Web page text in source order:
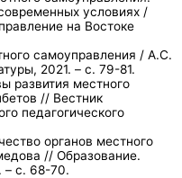
условиях /
на Востоке
самоуправления / А.С.
2021. – с. 79-81.
развития местного
// Вестник
педагогического
органов местного
// Образование.
– с. 68-70.